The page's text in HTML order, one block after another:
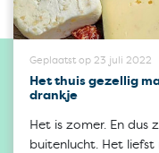
Geplaatst op 23 juli 2022
Het thuis gezellig
drankje
Het is zomer. En dus
buitenlucht. Het